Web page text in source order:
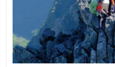
cocoheli
ココヘリ Japan マウ